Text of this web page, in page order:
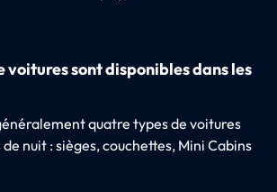
voitures sont disponibles dans les
quatre types de voitures
nuit : sièges, couchettes, Mini Cabins